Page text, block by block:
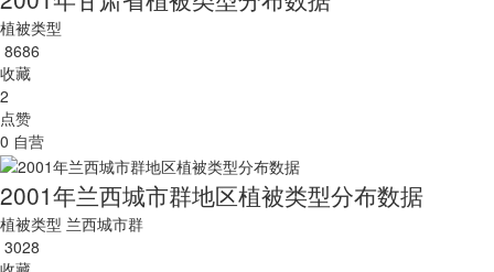
植被类型
8686
收藏
2
点赞
0 自营
2001年兰西城市群地区植被类型分布数据
植被类型 兰西城市群
3028